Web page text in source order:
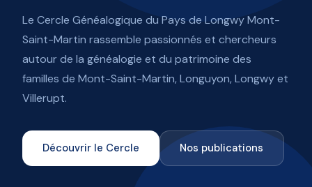
Le Cercle Généalogique du Pays de Longwy Mont-
Saint-Martin rassemble passionnés et chercheurs
autour de la généalogie et du patrimoine des
familles de Mont-Saint-Martin, Longuyon, Longwy et
Villerupt.
Découvrir le Cercle Nos publications